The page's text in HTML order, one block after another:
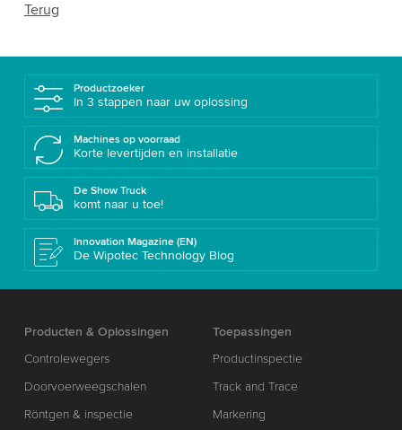
Terug
Productzoeker
In 3 stappen naar uw oplossing
Machines op voorraad
Korte levertijden en installatie
De Show Truck
komt naar u toe!
Innovation Magazine (EN)
De Wipotec Technology Blog
Producten & Oplossingen
Controlewegers
Doorvoerweegschalen
Röntgen & inspectie
Toepassingen
Productinspectie
Track and Trace
Markering